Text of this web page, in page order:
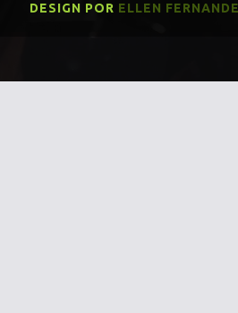
DESIGN POR ELLEN